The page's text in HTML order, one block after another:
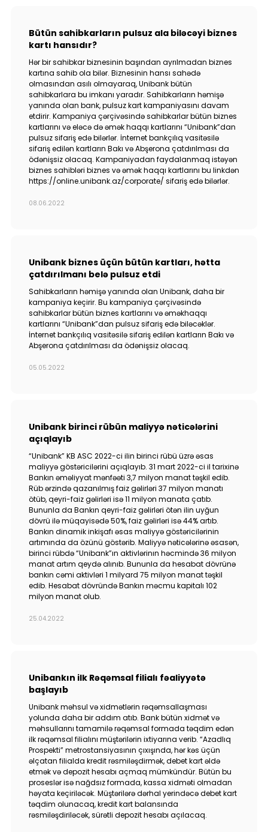
Bütün sahibkarların pulsuz ala biləcəyi biznes
kartı hansıdır?
Hər bir sahibkar biznesinin başından ayrılmadan biznes
kartına sahib ola bilər. Biznesinin hansı sahədə
olmasından asılı olmayaraq, Unibank bütün
sahibkarlara bu imkanı yaradır. Sahibkarların həmişə
yanında olan bank, pulsuz kart kampaniyasını davam
etdirir. Kampaniya çərçivəsində sahibkarlar bütün biznes
kartlarını və eləcə də əmək haqqı kartlarını “Unibank”dan
pulsuz sifariş edə bilərlər. İnternet bankçılıq vasitəsilə
sifariş edilən kartların Bakı və Abşerona çatdırılması da
ödənişsiz olacaq. Kampaniyadan faydalanmaq istəyən
biznes sahibləri biznes və əmək haqqı kartlarını bu linkdən
https://online.unibank.az/corporate/ sifariş edə bilərlər.
08.06.2022
Unibank biznes üçün bütün kartları, hətta
çatdırılmanı belə pulsuz etdi
Sahibkarların həmişə yanında olan Unibank, daha bir
kampaniya keçirir. Bu kampaniya çərçivəsində
sahibkarlar bütün biznes kartlarını və əməkhaqqı
kartlarını “Unibank”dan pulsuz sifariş edə biləcəklər.
İnternet bankçılıq vasitəsilə sifariş edilən kartların Bakı və
Abşerona çatdırılması da ödənişsiz olacaq.
05.05.2022
Unibank birinci rübün maliyyə nəticələrini
açıqlayıb
“Unibank” KB ASC 2022-ci ilin birinci rübü üzrə əsas
maliyyə göstəricilərini açıqlayıb. 31 mart 2022-ci il tarixinə
Bankın əməliyyat mənfəəti 3,7 milyon manat təşkil edib.
Rüb ərzində qazanılmış faiz gəlirləri 37 milyon manatı
ötüb, qeyri-faiz gəlirləri isə 11 milyon manata çatıb.
Bununla da Bankın qeyri-faiz gəlirləri ötən ilin uyğun
dövrü ilə müqayisədə 50%, faiz gəlirləri isə 44% artıb.
Bankın dinamik inkişafı əsas maliyyə göstəricilərinin
artımında da özünü göstərib. Maliyyə nəticələrinə əsasən,
birinci rübdə “Unibank”ın aktivlərinın həcmində 36 milyon
manat artım qeydə alınıb. Bununla da hesabat dövrünə
bankın cəmi aktivləri 1 milyard 75 milyon manat təşkil
edib. Hesabat dövründə Bankın məcmu kapitalı 102
milyon manat olub.
25.04.2022
Unibankın ilk Rəqəmsal filialı fəaliyyətə
başlayıb
Unibank məhsul və xidmətlərin rəqəmsallaşması
yolunda daha bir addım atıb. Bank bütün xidmət və
məhsullarını tamamilə rəqəmsal formada təqdim edən
ilk rəqəmsal filialını müştərilərin ixtiyarına verib. “Azadlıq
Prospekti” metrostansiyasının çıxışında, hər kəs üçün
əlçatan filialda kredit rəsmiləşdirmək, debet kart əldə
etmək və depozit hesabı açmaq mümkündür. Bütün bu
proseslər isə nağdsız formada, kassa xidməti olmadan
həyata keçiriləcək. Müştərilərə dərhal yerindəcə debet kart
təqdim olunacaq, kredit kart balansında
rəsmiləşdiriləcək, sürətli depozit hesabı açılacaq.